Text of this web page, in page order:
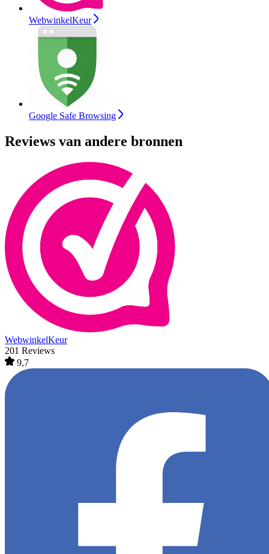
WebwinkelKeur
Google Safe Browsing
Reviews van andere bronnen
WebwinkelKeur
201 Reviews
9,7